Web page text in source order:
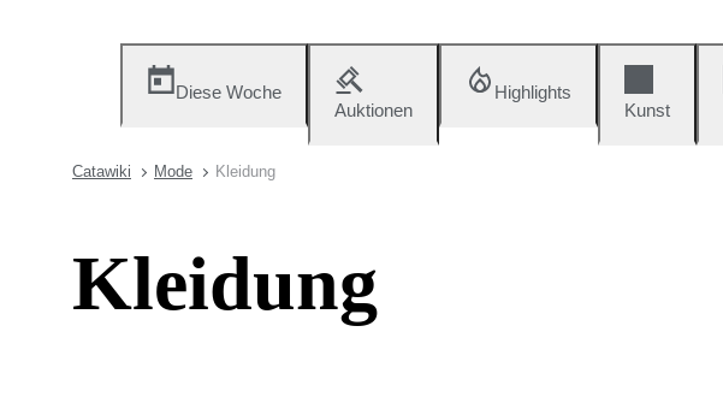
Diese Woche
Auktionen
Highlights
Kunst
Catawiki Mode Kleidung
Kleidung